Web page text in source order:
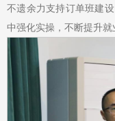
不遗余力支持订单班建
中强化实操，不断提升就